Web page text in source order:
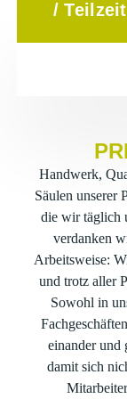
/
Handwerk,
Säulen unserer
die wir täglich
verdanken
Arbeitsweise:
und trotz aller
Sowohl in
einander und
damit sich